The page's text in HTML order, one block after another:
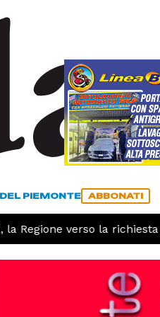
PIEMONTE ABBONATI
Regione verso la richiesta